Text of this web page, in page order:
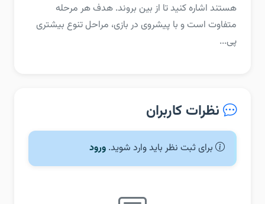
هستند اشاره کنید تا از بین بروند. هدف هر مرحله
متفاوت است و با پیشروی در بازی، مراحل تنوع بیشتری
پی...
نظرات کاربران
برای ثبت نظر باید وارد شوید. ورود